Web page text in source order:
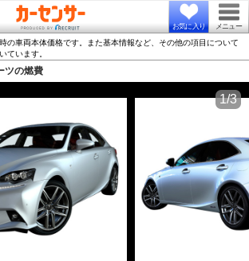
お気に入り メニュー
の車両本体価格です。また基本情報など、その他の項目について
ています。
ツの燃費
1/3